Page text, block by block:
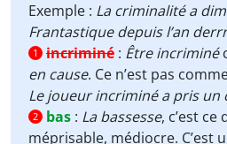
Exemple : La criminalité a
Frantastique depuis l’an
1 incriminé : Être incriminé
en cause. Ce n’est pas
Le joueur incriminé a pris un
2 bas : La bassesse, c’est ce
méprisable, médiocre. C’est